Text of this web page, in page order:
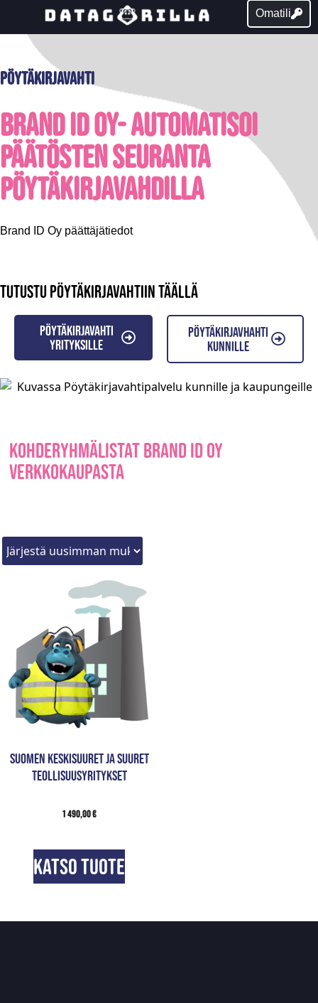
Omatili
Pöytäkirjavahti
Brand ID Oy- Automatisoi
päätösten seuranta
pöytäkirjavahdilla
Brand ID Oy päättäjätiedot
Tutustu pöytäkirjavahtiin täällä
Pöytäkirjavahti
yrityksille
Pöytäkirjavhahti
kunnille
Kohderyhmälistat Brand ID Oy
verkkokaupasta
Suomen keskisuuret ja suuret
teollisuusyritykset
1 490,00€
Katso tuote